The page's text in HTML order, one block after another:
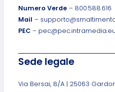
Numero Verde– 800.588.616
Mail –
PEC– pec@pec.intramedia.eu
Sede legale
Via Bersai, 8/A | 25063